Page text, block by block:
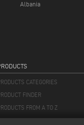
Albania
CATEGORIES
FINDER
FROM A TO Z